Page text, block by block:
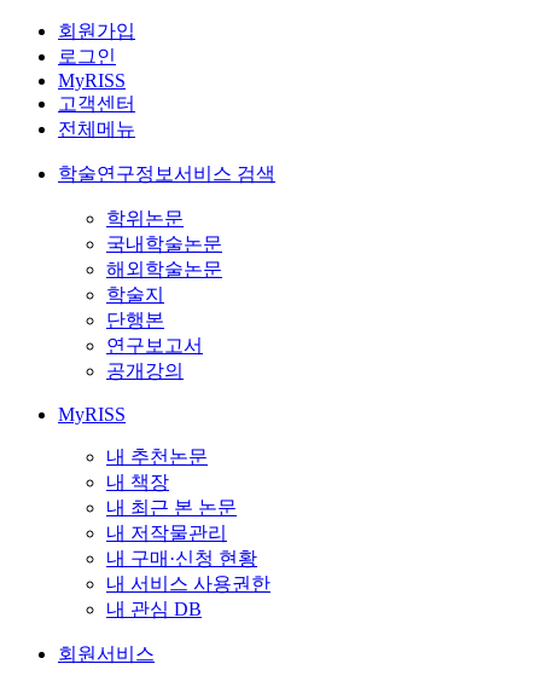
회원가입
로그인
MyRISS
고객센터
전체메뉴
학술연구정보서비스 검색
학위논문
국내학술논문
해외학술논문
학술지
단행본
연구보고서
공개강의
MyRISS
내 추천논문
내 책장
내 최근 본 논문
내 저작물관리
내 구매·신청 현황
내 서비스 사용권한
내 관심 DB
회원서비스